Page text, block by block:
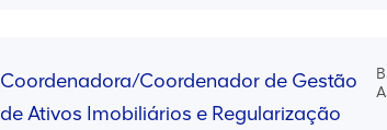
Coordenadora/Coordenador de Gestão
de Ativos Imobiliários e Regularização